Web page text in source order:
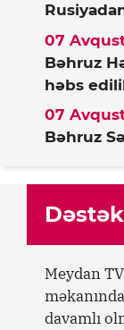
Bəhruz
həbs
07
Bəhruz
07
Meydan
davamlı